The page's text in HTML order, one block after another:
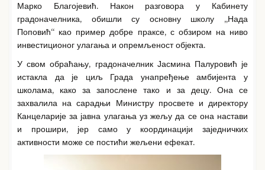
Марко Благојевић. Након разговора у Кабинету
градоначелника, обишли су основну школу „Нада
Поповић“ као пример добре праксе, с обзиром на ниво
инвестиционог улагања и опремљеност објекта.
У свом обраћању, градоначелник Јасмина Палуровић је
истакла да је циљ Града унапређење амбијента у
школама, како за запослене тако и за децу. Она се
захвалила на сарадњи Министру просвете и директору
Канцеларије за јавна улагања уз жељу да се она настави
и прошири, јер само у координацији заједничких
активности може се постићи жељени ефекат.